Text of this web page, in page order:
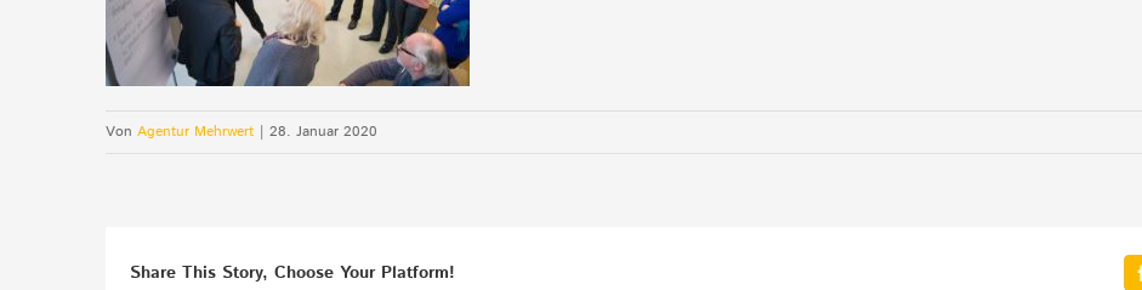
Von Agentur Mehrwert | 28. Januar 2020
Share This Story, Choose Your Platform!